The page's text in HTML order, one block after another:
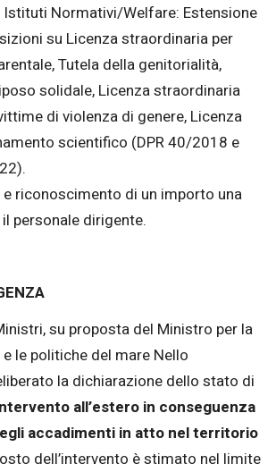
Istituti Normativi/Welfare: Estensione
su Licenza straordinaria per
Tutela della genitorialità,
solidale, Licenza straordinaria
di violenza di genere, Licenza
scientifico (DPR 40/2018 e
e riconoscimento di un importo una
personale dirigente.
su proposta del Ministro per la
le politiche del mare Nello
la dichiarazione dello stato di
all’estero in conseguenza
accadimenti in atto nel territorio
dell’intervento è stimato nel limite